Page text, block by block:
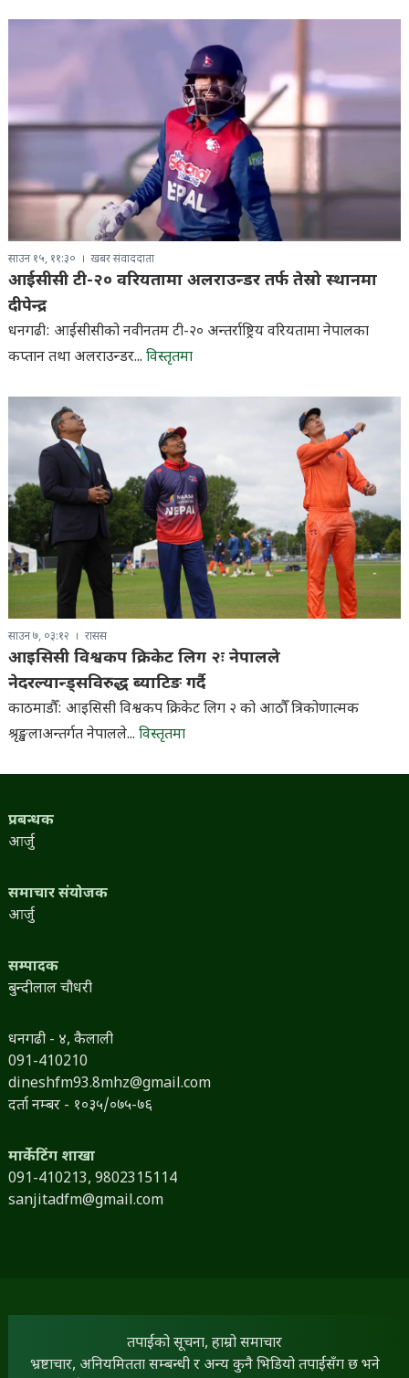
साउन १५, ११:३० खबर संवाददाता
आईसीसी टी-२० वरियतामा अलराउन्डर तर्फ तेस्रो स्थानमा
दीपेन्द्र
धनगढी: आईसीसीको नवीनतम टी-२० अन्तर्राष्ट्रिय वरियतामा नेपालका
कप्तान तथा अलराउन्डर... विस्तृतमा
साउन ७, ०३:१२ रासस
आइसिसी विश्वकप क्रिकेट लिग २ः नेपालले
नेदरल्यान्ड्सविरुद्ध ब्याटिङ गर्दै
काठमाडौँ: आइसिसी विश्वकप क्रिकेट लिग २ को आठौँ त्रिकोणात्मक
श्रृङ्खलाअन्तर्गत नेपालले... विस्तृतमा
प्रबन्धक
आर्जु
समाचार संयोजक
आर्जु
सम्पादक
बुन्दीलाल चौधरी
धनगढी - ४, कैलाली
091-410210
dineshfm93.8mhz@gmail.com
दर्ता नम्बर - १०३५/०७५-७६
मार्केटिंग शाखा
091-410213, 9802315114
sanjitadfm@gmail.com
तपाईंको सूचना, हाम्रो समाचार
भ्रष्टाचार, अनियमितता सम्बन्धी र अन्य कुनै भिडियो तपाईंसँग छ भने